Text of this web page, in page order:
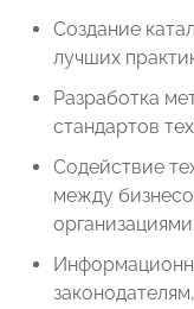
Создание
лучших
Разработка
стандартов
Содействие
между
организациями.